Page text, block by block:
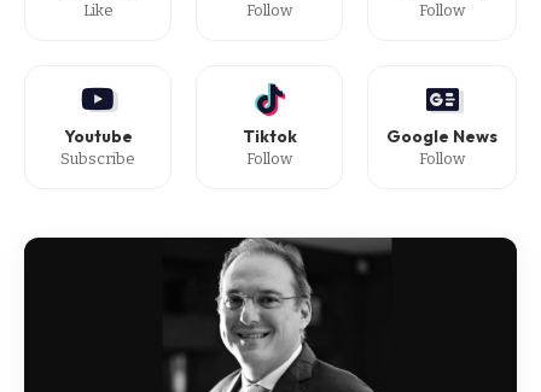
Like Follow Follow
Youtube
Subscribe
Tiktok
Follow
Google News
Follow